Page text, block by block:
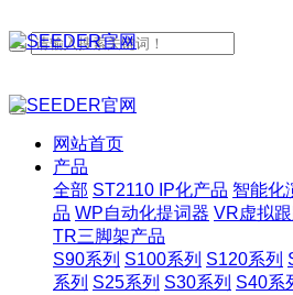
网站首页
产品
全部 ST2110 IP化产品 智能化
品 WP自动化提词器 VR虚拟
TR三脚架产品
S90系列 S100系列 S120系列
系列 S25系列 S30系列 S40系